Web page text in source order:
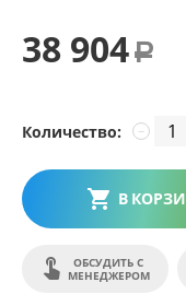
38 904 Р
Количество: −
В
ОБСУДИТЬ С
МЕНЕДЖЕРОМ